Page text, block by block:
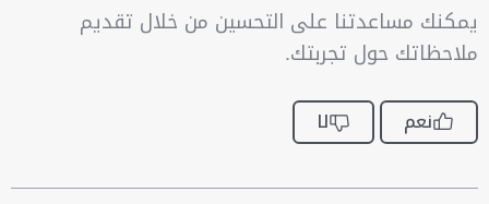
يمكنك مساعدتنا على التحسين من خلال تقديم
ملاحظاتك حول تجربتك.
نعم لا